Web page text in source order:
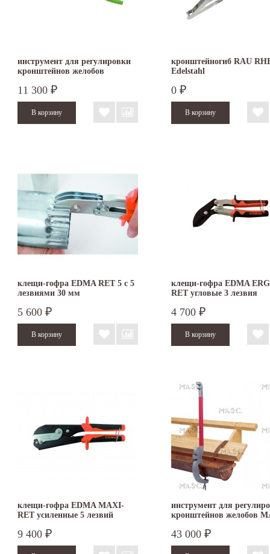
инструмент для регулировки
кронштейнов желобов
11 300 ₽
кронштейногиб RAU
Edelstahl
0 ₽
клещи-гофра EDMA RET 5 с 5
лезвиями 30 мм
5 600 ₽
клещи-гофра EDMA
RET угловые 3 лезвия
4 700 ₽
клещи-гофра EDMA MAXI-
RET усиленные 5 лезвий
9 400 ₽
инструмент для
кронштейнов желобов
43 000 ₽